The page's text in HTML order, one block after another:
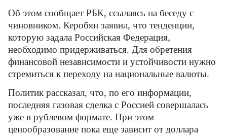
Об этом сообщает РБК, ссылаясь на беседу с
чиновником. Керобян заявил, что тенденции,
которую задала Российская Федерация,
необходимо придерживаться. Для обретения
финансовой независимости и устойчивости нужно
стремиться к переходу на национальные валюты.
Политик рассказал, что, по его информации,
последняя газовая сделка с Россией совершалась
уже в рублевом формате. При этом
ценообразование пока еще зависит от доллара